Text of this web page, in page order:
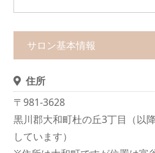
サロン基本情報
住所
〒981-3628
黒川郡大和町杜の丘3丁目（以
しています）